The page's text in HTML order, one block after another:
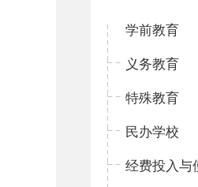
学前教育
义务教育
特殊教育
民办学校
经费投入与